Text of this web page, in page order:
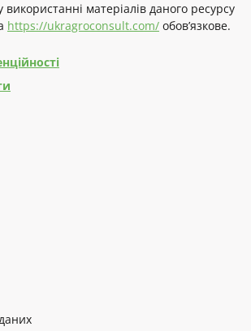
матеріалів даного ресурсу
https://ukragroconsult.com/ обов’язкове.